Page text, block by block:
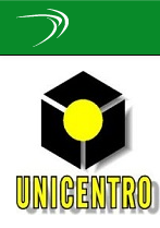
navigation